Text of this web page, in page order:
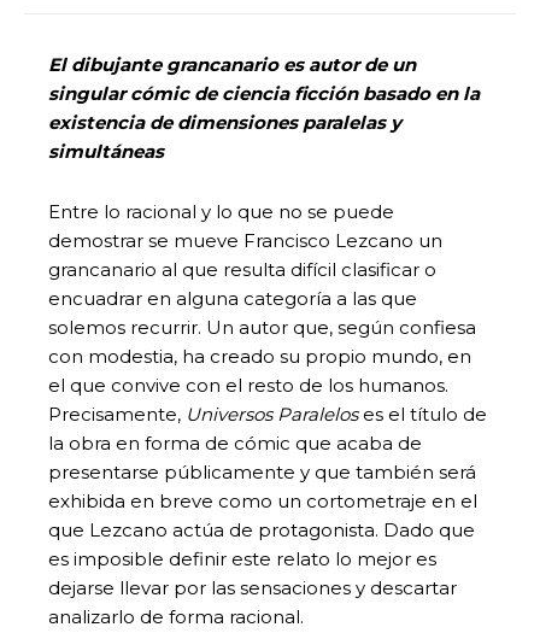
El dibujante grancanario es autor de un
singular cómic de ciencia ficción basado en la
existencia de dimensiones paralelas y
simultáneas
Entre lo racional y lo que no se puede
demostrar se mueve Francisco Lezcano un
grancanario al que resulta difícil clasificar o
encuadrar en alguna categoría a las que
solemos recurrir. Un autor que, según confiesa
con modestia, ha creado su propio mundo, en
el que convive con el resto de los humanos.
Precisamente, Universos Paraleloses el título de
la obra en forma de cómic que acaba de
presentarse públicamente y que también será
exhibida en breve como un cortometraje en el
que Lezcano actúa de protagonista. Dado que
es imposible definir este relato lo mejor es
dejarse llevar por las sensaciones y descartar
analizarlo de forma racional.